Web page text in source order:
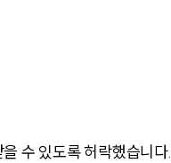
수 있도록 허락했습니다.